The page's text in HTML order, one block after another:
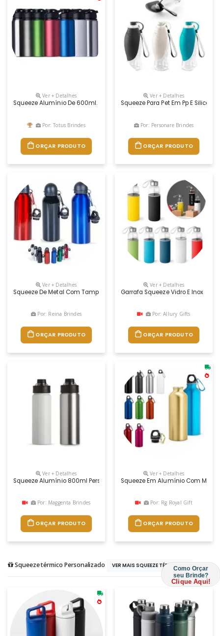
Ver + Detalhes
Squeeze Alumínio De 600ml. Squeeze De Pintura Fosca, Possui
Por: Totus Brindes
ORÇAR PRODUTO
Ver + Detalhes
Squeeze Para Pet Em Pp E
Por: Personare Brindes
ORÇAR PRODUTO
Ver + Detalhes
Squeeze De Metal Com Tampa Plástica De Bico, Capacidade Para 500
Por: Reina Brindes
ORÇAR PRODUTO
Ver + Detalhes
Garrafa Squeeze Vidro E Inox
Por: Allury Gifts
ORÇAR PRODUTO
Ver + Detalhes
Squeeze Alumínio 800ml Personalizado
Por: Maggenta Brindes
ORÇAR PRODUTO
Ver + Detalhes
Squeeze Em Alumínio Com
Por: Rg Royal Gift
ORÇAR PRODUTO
Squeeze térmico Personalizado VER MAIS SQUEEZE TÉRMICO...Como Orçar
seu Brinde?
Clique Aqui!